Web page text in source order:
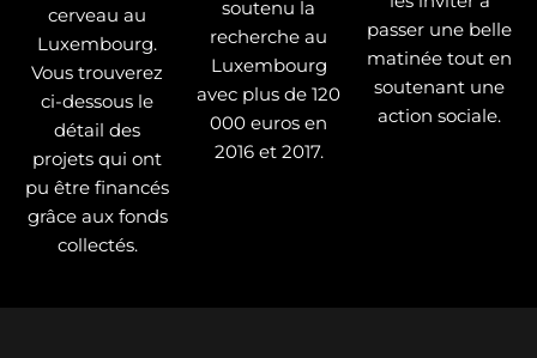
cerveau au
Luxembourg.
Vous trouverez
ci-dessous le
détail des
projets qui ont
pu être financés
grâce aux fonds
collectés.
soutenu la
recherche au
Luxembourg
avec plus de 120
000 euros en
2016 et 2017.
passer une belle
matinée tout en
soutenant une
action sociale.